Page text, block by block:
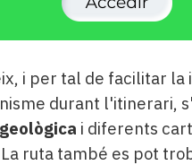
i per tal de facilitar
durant l'itinerari,
i diferents
ruta també es pot